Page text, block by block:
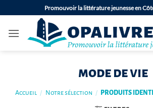
au
contenu
Promouvoir la littérature jeunesse en
mode de vie
Accueil / Notre sélection / PRODUITS